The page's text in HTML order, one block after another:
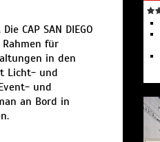
CAP SAN DIEGO
für
in den
Licht- und
und
an Bord in